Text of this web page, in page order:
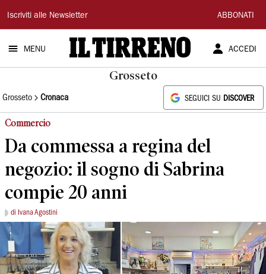
Il
Tirreno
Iscriviti alle Newsletter ABBONATI
MENU ACCEDI
Grosseto
Grosseto Cronaca SEGUICI SU DISCOVER
Commercio
Da commessa a regina del
negozio: il sogno di Sabrina
compie 20 anni
di Ivana Agostini